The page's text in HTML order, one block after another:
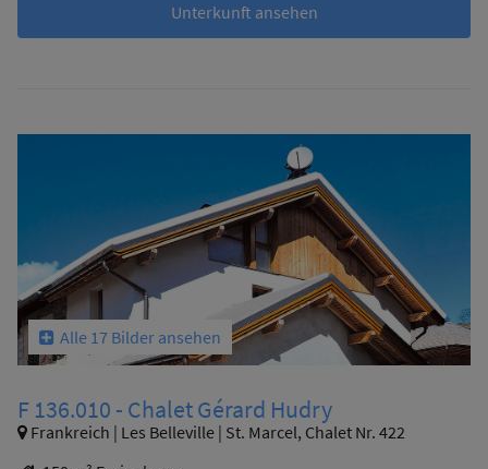
Unterkunft ansehen
Alle 17 Bilder ansehen
F 136.010 - Chalet Gérard Hudry
Frankreich | Les Belleville | St. Marcel, Chalet Nr. 422